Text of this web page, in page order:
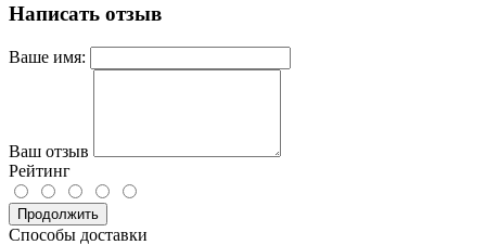
Написать отзыв
Ваше имя:
Ваш отзыв
Рейтинг
Продолжить
Способы доставки